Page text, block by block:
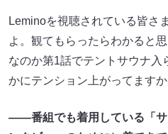
Leminoを視聴されている皆さ
よ。観てもらったらわかると
なのか第1話でテントサウナ入
かにテンション上がってますか
――番組でも着用している「サ